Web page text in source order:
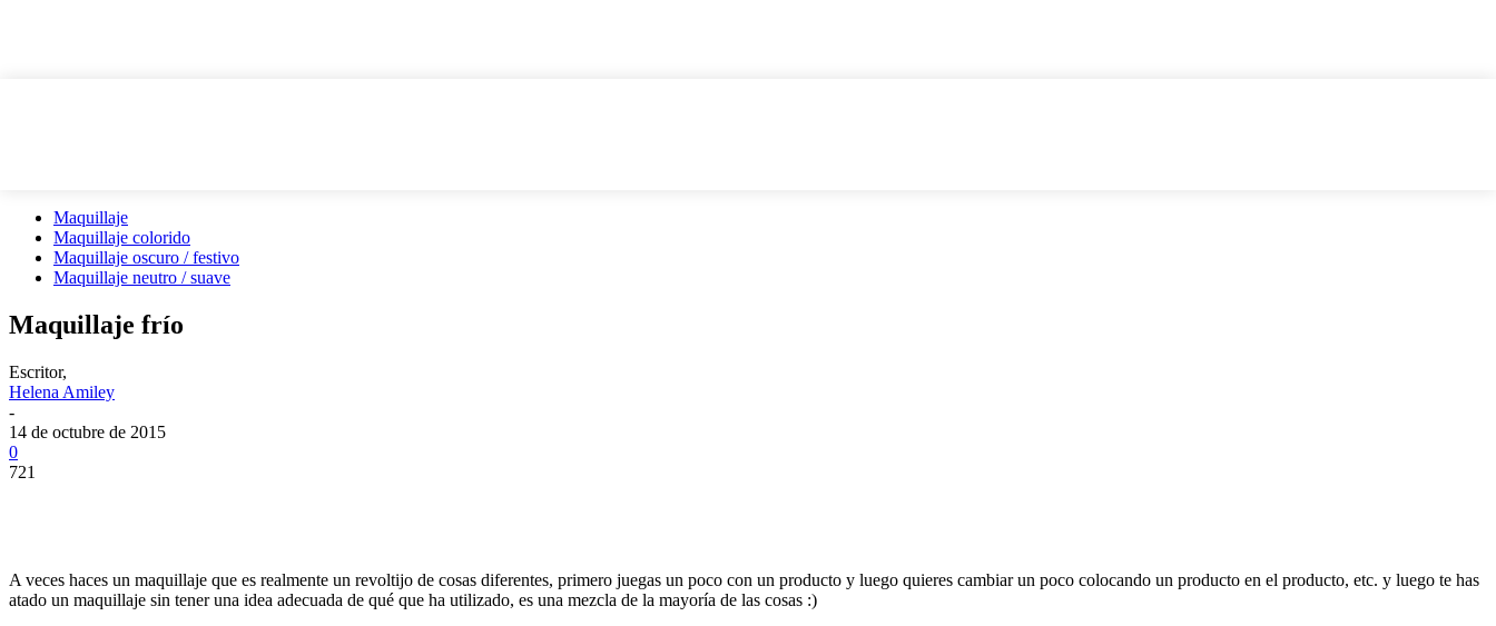
Maquillaje
Maquillaje colorido
Maquillaje oscuro / festivo
Maquillaje neutro / suave
Maquillaje frío
Escritor,
Helena Amiley
-
14 de octubre de 2015
0
721
A veces haces un maquillaje que es realmente un revoltijo de cosas diferentes, primero juegas un poco con un producto y luego quieres cambiar un poco colocando un producto en el producto, etc. y luego te has
atado un maquillaje sin tener una idea adecuada de qué que ha utilizado, es una mezcla de la mayoría de las cosas :)